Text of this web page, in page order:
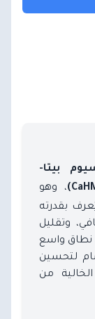
بيتا-
، وهو
بقدرته
وتقليل
نطاق واسع
لتحسين
من